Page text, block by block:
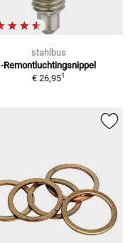
stahlbus
-Remontluchtingsnippel
€ 26,951